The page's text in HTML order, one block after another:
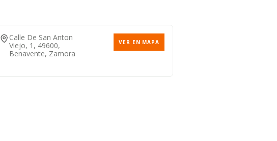
Calle De San Anton
Viejo, 1, 49600,
Benavente, Zamora
VER EN MAPA